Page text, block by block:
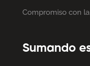
Compromiso con
Sumando